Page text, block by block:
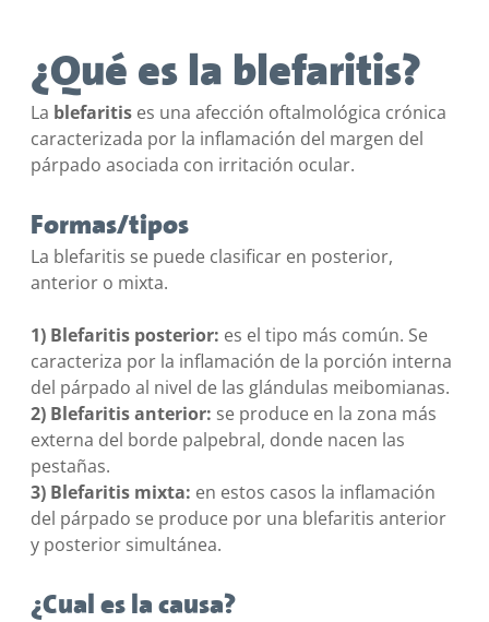
¿Qué es la blefaritis?
La blefaritises una afección oftalmológica crónica
caracterizada por la inflamación del margen del
párpado asociada con irritación ocular.
Formas/tipos
La blefaritis se puede clasificar en posterior,
anterior o mixta.
1) Blefaritis posterior: es el tipo más común. Se
caracteriza por la inflamación de la porción interna
del párpado al nivel de las glándulas meibomianas.
2) Blefaritis anterior: se produce en la zona más
externa del borde palpebral, donde nacen las
pestañas.
3) Blefaritis mixta: en estos casos la inflamación
del párpado se produce por una blefaritis anterior
y posterior simultánea.
¿Cual es la causa?